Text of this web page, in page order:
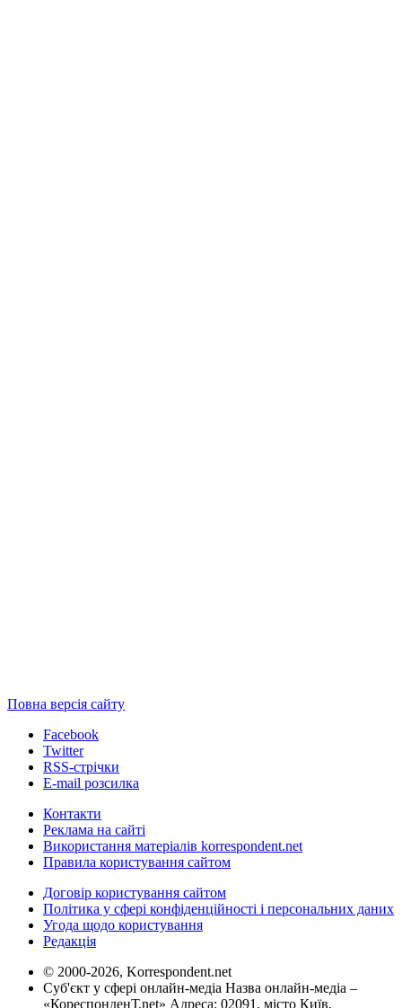
Повна версія сайту
Facebook
Twitter
RSS-стрічки
E-mail розсилка
Контакти
Реклама на сайті
Використання матеріалів korrespondent.net
Правила користування сайтом
Договір користування сайтом
Політика у сфері конфіденційності і персональних даних
Угода щодо користування
Редакція
© 2000-2026, Korrespondent.net
Суб'єкт у сфері онлайн-медіа Назва онлайн-медіа –
«КореспонденТ.net» Адреса: 02091, місто Київ,